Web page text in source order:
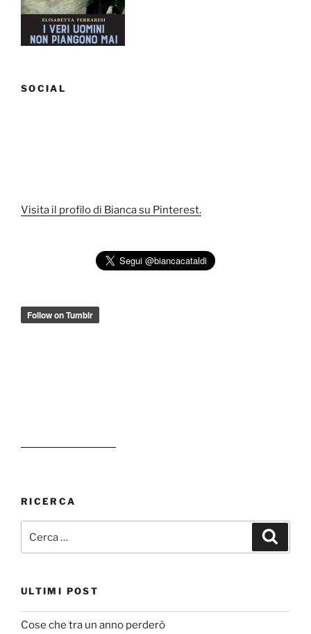
SOCIAL
Visita il profilo di Bianca su Pinterest.
RICERCA
ULTIMI POST
Cose che tra un anno perderò